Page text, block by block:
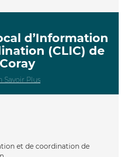
d’Information
(CLIC) de
Coray
Savoir Plus
et de coordination de